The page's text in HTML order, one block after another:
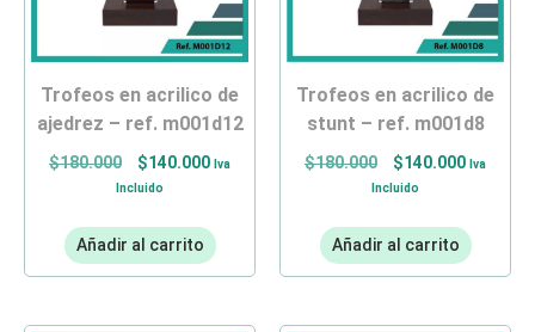
trofeos en acrilico de
ajedrez – ref. m001d12
$180.000 $140.000 Iva
Incluido
Añadir al carrito
trofeos en acrilico de
stunt – ref. m001d8
$180.000 $140.000 Iva
Incluido
Añadir al carrito